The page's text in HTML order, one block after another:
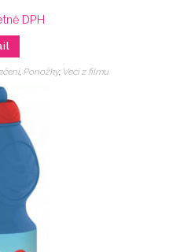
DPH
, Ponožky, Veci z filmu